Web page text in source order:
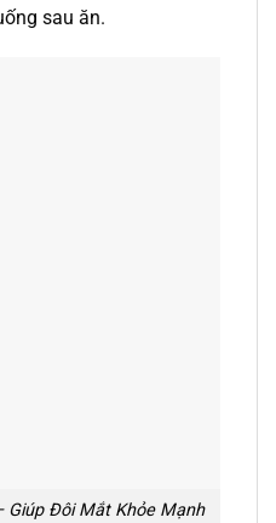
sau ăn.
Giúp Đôi Mắt Khỏe Mạnh